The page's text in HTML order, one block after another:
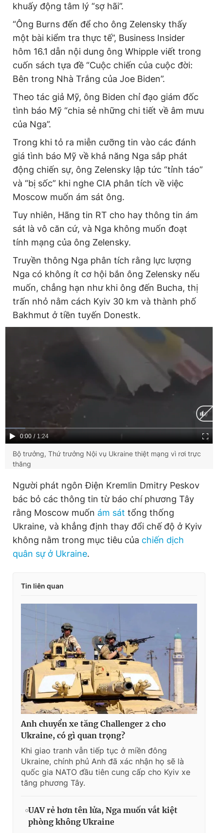
khuấy động tâm lý “sợ hãi”.
“Ông Burns đến để cho ông Zelensky thấy
một bài kiểm tra thực tế”, Business Insider
hôm 16.1 dẫn nội dung ông Whipple viết trong
cuốn sách tựa đề “Cuộc chiến của cuộc đời:
Bên trong Nhà Trắng của Joe Biden”.
Theo tác giả Mỹ, ông Biden chỉ đạo giám đốc
tình báo Mỹ “chia sẻ những chi tiết về âm mưu
của Nga”.
Trong khi tỏ ra miễn cưỡng tin vào các đánh
giá tình báo Mỹ về khả năng Nga sắp phát
động chiến sự, ông Zelensky lập tức “tỉnh táo”
và “bị sốc” khi nghe CIA phân tích về việc
Moscow muốn ám sát ông.
Tuy nhiên, Hãng tin RT cho hay thông tin ám
sát là vô căn cứ, và Nga không muốn đoạt
tính mạng của ông Zelensky.
Truyền thông Nga phân tích rằng lực lượng
Nga có không ít cơ hội bắn ông Zelensky nếu
muốn, chẳng hạn như khi ông đến Bucha, thị
trấn nhỏ nằm cách Kyiv 30 km và thành phố
Bakhmut ở tiền tuyến Donestk.
Current
Time
0:00 / Duration
1:24
Bộ trưởng, Thứ trưởng Nội vụ Ukraine thiệt mạng vì rơi trực
thăng
Người phát ngôn Điện Kremlin Dmitry Peskov
bác bỏ các thông tin từ báo chí phương Tây
rằng Moscow muốn ám sát tổng thống
Ukraine, và khẳng định thay đổi chế độ ở Kyiv
không nằm trong mục tiêu của chiến dịch
quân sự ở Ukraine.
Tin liên quan
Anh chuyển xe tăng Challenger 2 cho
Ukraine, có gì quan trọng?
Khi giao tranh vẫn tiếp tục ở miền đông
Ukraine, chính phủ Anh đã xác nhận họ sẽ là
quốc gia NATO đầu tiên cung cấp cho Kyiv xe
tăng phương Tây.
UAV rẻ hơn tên lửa, Nga muốn vắt kiệt
phòng không Ukraine